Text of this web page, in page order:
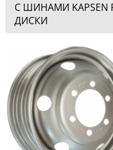
С ШИНАМИ KAPSEN
ДИСКИ